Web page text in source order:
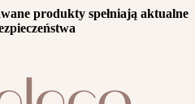
produkty spełniają aktualne